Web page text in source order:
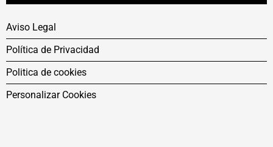
Aviso Legal
Política de Privacidad
Politica de cookies
Personalizar Cookies